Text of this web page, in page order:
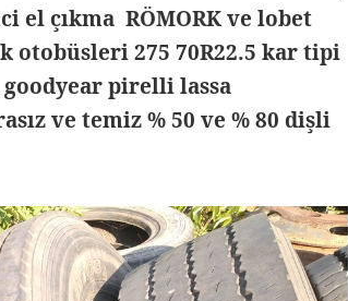
el çıkma RÖMORK ve lobet
otobüsleri 275 70R22.5 kar tipi
pirelli lassa
ve temiz % 50 ve % 80 dişli